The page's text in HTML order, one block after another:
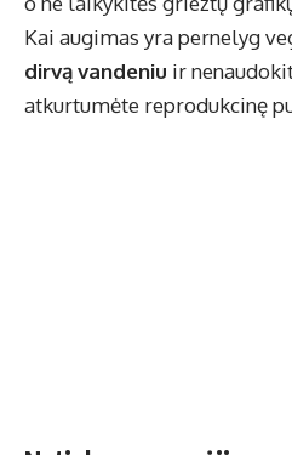
Kai augimas yra pernelyg
dirvą vandeniu ir
atkurtumėte reprodukcinę